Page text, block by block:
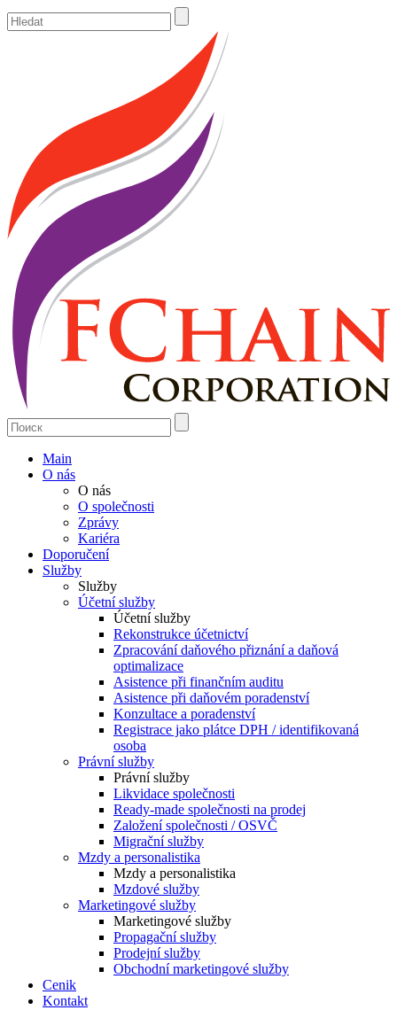
Main
O nás
O nás
O společnosti
Zprávy
Kariéra
Doporučení
Služby
Služby
Účetní služby
Účetní služby
Rekonstrukce účetnictví
Zpracování daňového přiznání a daňová
optimalizace
Asistence při finančním auditu
Asistence při daňovém poradenství
Konzultace a poradenství
Registrace jako plátce DPH / identifikovaná
osoba
Právní služby
Právní služby
Likvidace společnosti
Ready-made společnosti na prodej
Založení společnosti / OSVČ
Migrační služby
Mzdy a personalistika
Mzdy a personalistika
Mzdové služby
Marketingové služby
Marketingové služby
Propagační služby
Prodejní služby
Obchodní marketingové služby
Cenik
Kontakt